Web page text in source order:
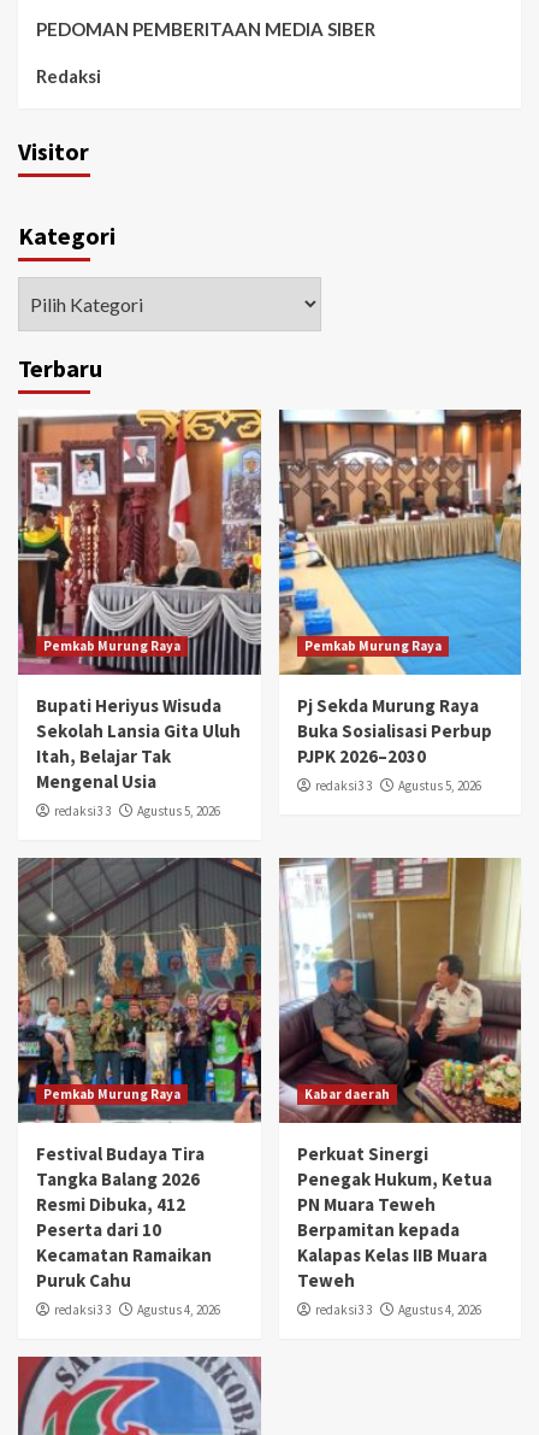
PEDOMAN PEMBERITAAN MEDIA SIBER
Redaksi
Visitor
Kategori
Terbaru
Pemkab Murung Raya
Bupati Heriyus Wisuda
Sekolah Lansia Gita Uluh
Itah, Belajar Tak
Mengenal Usia
redaksi3 3 Agustus 5, 2026
Pemkab Murung Raya
Pj Sekda Murung Raya
Buka Sosialisasi Perbup
PJPK 2026–2030
redaksi3 3 Agustus 5, 2026
Pemkab Murung Raya
Festival Budaya Tira
Tangka Balang 2026
Resmi Dibuka, 412
Peserta dari 10
Kecamatan Ramaikan
Puruk Cahu
redaksi3 3 Agustus 4, 2026
Kabar daerah
Perkuat Sinergi
Penegak Hukum, Ketua
PN Muara Teweh
Berpamitan kepada
Kalapas Kelas IIB Muara
Teweh
redaksi3 3 Agustus 4, 2026